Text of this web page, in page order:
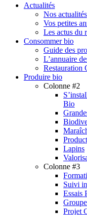
search
Menu
Actualités
Nos actualités
Vos petites
Les actus du
Consommer bio
Guide des
L’annuaire
Restauration
Produire bio
Colonne #2
Bio
Lapins
Colonne #3
Suivi
Essais
Projet